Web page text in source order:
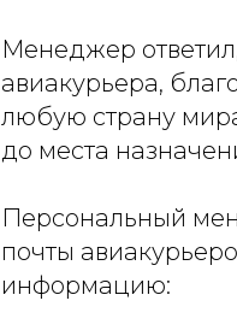
Менеджер
авиакурьера,
любую страну
до места
Персональный
почты
информацию: